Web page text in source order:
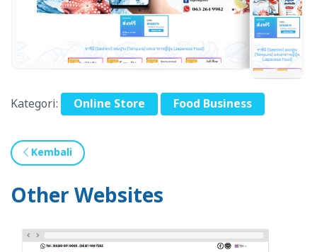
Kategori: Online Store Food Business
Kembali
Other Websites